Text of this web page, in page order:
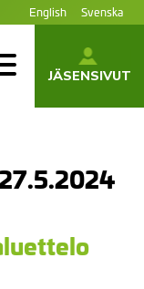
English Svenska
JÄSENSIVUT